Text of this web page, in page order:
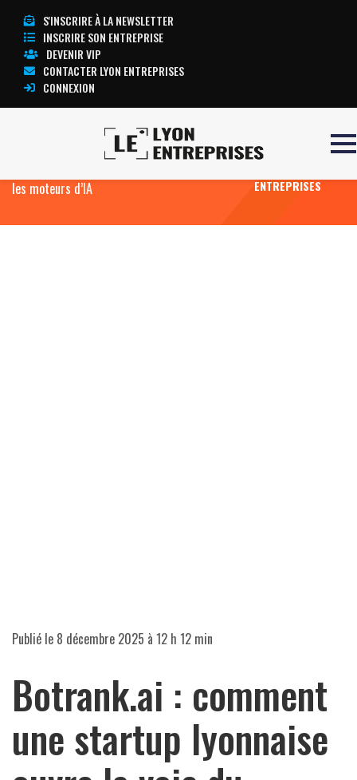
S'INSCRIRE À LA NEWSLETTER
INSCRIRE SON ENTREPRISE
DEVENIR VIP
CONTACTER LYON ENTREPRISES
CONNEXION
Botrank.ai : comment une startup
les moteurs d’IA
TOUTE
ENTREPRISES
Publié le 8 décembre 2025 à 12 h 12 min
Botrank.ai : comment
une startup lyonnaise